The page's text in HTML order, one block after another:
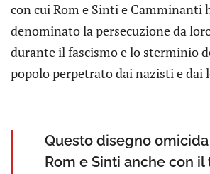
con cui Rom e Sinti e Camminanti
denominato la persecuzione da
durante il fascismo e lo sterminio
popolo perpetrato dai nazisti e dai
Questo disegno
Rom e Sinti anche con